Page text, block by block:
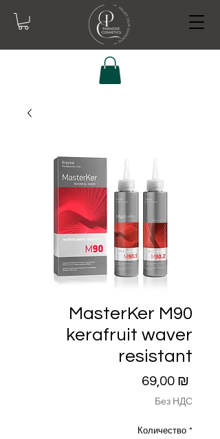
MasterKer M90
kerafruit waver
resistant
69,00 ₪
Без НДС
Количество *